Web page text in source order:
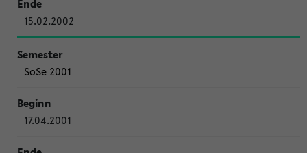
15.02.2002
SoSe 2001
17.04.2001